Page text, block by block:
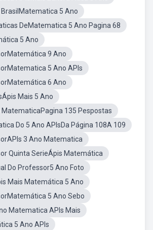
5 Ano
DeMatematica 5 Ano Pagina 68
5 Ano
9 Ano
5 Ano APIs
6 Ano
Mais 5 Ano
MatematicaPagina 135 Pespostas
Do 5 Ano APIsDa Página 108A 109
3 Ano Matematica
Quinta SerieÁpis Matemática
Do Professor5 Ano Foto
Mais Matemática 5 Ano
5 Ano Sebo
Matematica APIs Mais
5 Ano APIs